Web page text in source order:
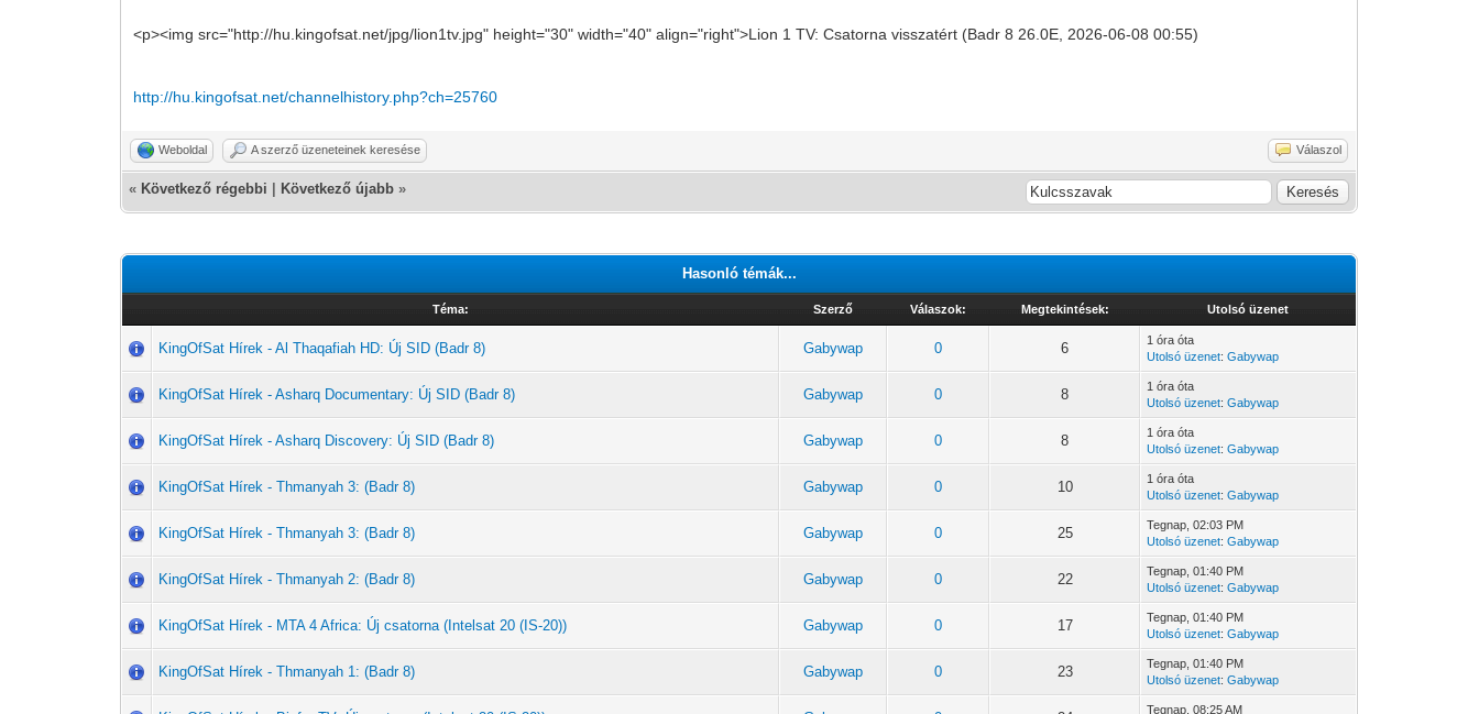
<p><img src="http://hu.kingofsat.net/jpg/lion1tv.jpg" height="30" width="40" align="right">Lion 1 TV: Csatorna visszatért (Badr 8 26.0E, 2026-06-08 00:55)
http://hu.kingofsat.net/channelhistory.php?ch=25760
Weboldal A szerző üzeneteinek keresése Válaszol
« Következő régebbi Következő újabb »
Hasonló témák...
Téma: Szerző Válaszok: Megtekintések: Utolsó üzenet
KingOfSat Hírek - Al Thaqafiah HD: Új SID (Badr 8) Gabywap 0 6
1 óra óta
Utolsó üzenet:Gabywap
KingOfSat Hírek - Asharq Documentary: Új SID (Badr 8) Gabywap 0 8
1 óra óta
Utolsó üzenet:Gabywap
KingOfSat Hírek - Asharq Discovery: Új SID (Badr 8) Gabywap 0 8
1 óra óta
Utolsó üzenet:Gabywap
KingOfSat Hírek - Thmanyah 3: (Badr 8) Gabywap 0 10
1 óra óta
Utolsó üzenet:Gabywap
KingOfSat Hírek - Thmanyah 3: (Badr 8) Gabywap 0 25 Tegnap , 02:03 PM
Utolsó üzenet:Gabywap
KingOfSat Hírek - Thmanyah 2: (Badr 8) Gabywap 0 22 Tegnap , 01:40 PM
Utolsó üzenet:Gabywap
KingOfSat Hírek - MTA 4 Africa: Új csatorna (Intelsat 20 (IS-20)) Gabywap 0 17 Tegnap , 01:40 PM
Utolsó üzenet:Gabywap
KingOfSat Hírek - Thmanyah 1: (Badr 8) Gabywap 0 23 Tegnap , 01:40 PM
Utolsó üzenet:Gabywap
Tegnap , 08:25 AM